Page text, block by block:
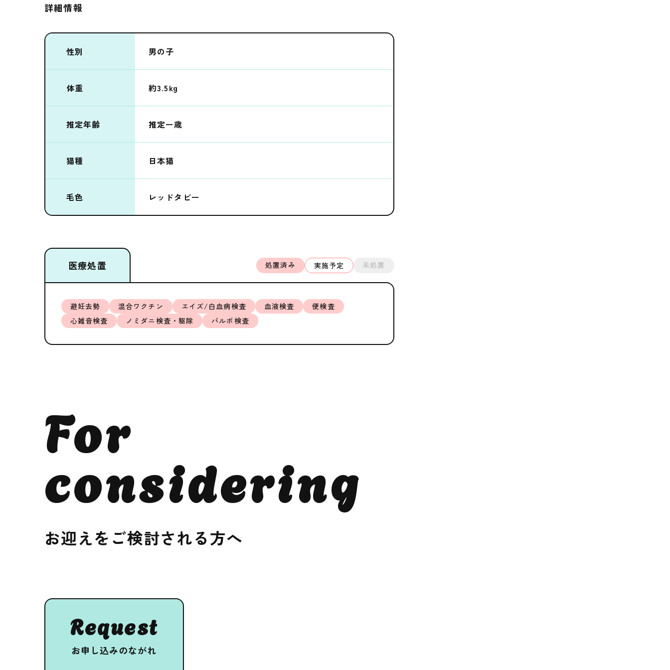
詳細情報
性別 男の子
体重 約3.5kg
推定年齢 推定ー歳
猫種 日本猫
毛色 レッドタビー
医療処置
避妊去勢 混合ワクチン エイズ/白血病検査 血液検査
便検査
心雑音検査
ノミダニ検査・駆除 パルボ検査
処置済み 実施予定 未処置
For
considering
お迎えをご検討される方へ
Request
お申し込みのながれ